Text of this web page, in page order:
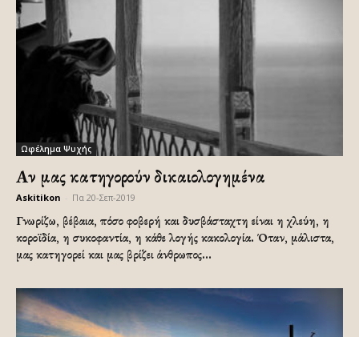
Ωφέλημα Ψυχής
Αν μας κατηγορούν δικαιολογημένα
Askitikon Πα 20-Σεπ-2019
Γνωρίζω, βέβαια, πόσο φοβερή και δυσβάσταχτη είναι η χλεύη, η
κοροϊδία, η συκοφαντία, η κάθε λογής κακολογία. Όταν, μάλιστα,
μας κατηγορεί και μας βρίζει άνθρωπος...